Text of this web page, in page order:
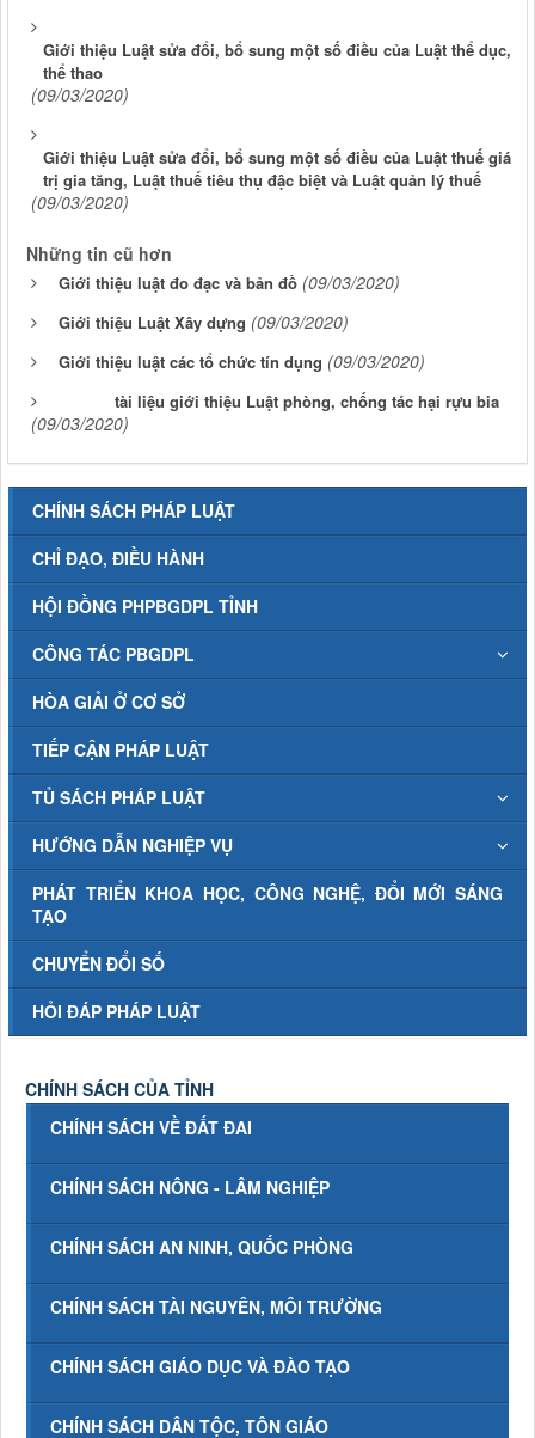
Giới thiệu Luật sửa đổi, bổ sung một số điều của Luật thể dục,
thể thao
(09/03/2020)
Giới thiệu Luật sửa đổi, bổ sung một số điều của Luật thuế giá
trị gia tăng, Luật thuế tiêu thụ đậc biệt và Luật quản lý thuế
(09/03/2020)
Những tin cũ hơn
Giới thiệu luật đo đạc và bản đồ (09/03/2020)
Giới thiệu Luật Xây dựng (09/03/2020)
Giới thiệu luật các tổ chức tín dụng (09/03/2020)
tài liệu giới thiệu Luật phòng, chống tác hại rựu bia
(09/03/2020)
CHÍNH SÁCH PHÁP LUẬT
CHỈ ĐẠO, ĐIỀU HÀNH
HỘI ĐỒNG PHPBGDPL TỈNH
CÔNG TÁC PBGDPL
HÒA GIẢI Ở CƠ SỞ
TIẾP CẬN PHÁP LUẬT
TỦ SÁCH PHÁP LUẬT
HƯỚNG DẪN NGHIỆP VỤ
PHÁT TRIỂN KHOA HỌC, CÔNG NGHỆ, ĐỔI MỚI SÁNG
TẠO
CHUYỂN ĐỔI SỐ
HỎI ĐÁP PHÁP LUẬT
CHÍNH SÁCH CỦA TỈNH
CHÍNH SÁCH VỀ ĐẤT ĐAI
CHÍNH SÁCH NÔNG - LÂM NGHIỆP
CHÍNH SÁCH AN NINH, QUỐC PHÒNG
CHÍNH SÁCH TÀI NGUYÊN, MÔI TRƯỜNG
CHÍNH SÁCH GIÁO DỤC VÀ ĐÀO TẠO
CHÍNH SÁCH DÂN TỘC, TÔN GIÁO